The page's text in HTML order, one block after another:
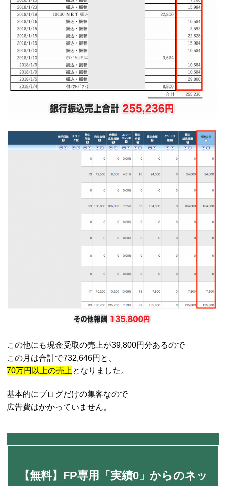
この他にも現金受取の売上が39,800円分あるので
この月は合計で732,646円と、
70万円以上の売上 となりました。
基本的にブログだけの集客なので
広告費はかかっていません。
【無料】FP専用「実績0」からのネッ